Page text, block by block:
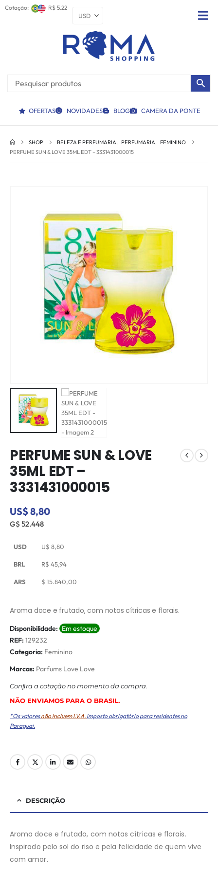
Cotação: R$ 5.22
OFERTAS NOVIDADES BLOG CAMERA DA PONTE
SHOP BELEZA E PERFUMARIA, PERFUMARIA, FEMININO
PERFUME SUN & LOVE 35ML EDT – 3331431000015
PERFUME SUN & LOVE
35ML EDT –
3331431000015
US$ 8,80
G$ 52.448
USD U$ 8,80
BRL R$ 45,94
ARS $ 15.840,00
Aroma doce e frutado, com notas cítricas e florais.
Disponibilidade: Em estoque
REF: 129232
Categoria: Feminino
Marcas: Parfums Love Love
Conﬁra a cotação no momento da compra.
NÃO ENVIAMOS PARA O BRASIL.
*Os valoresnão incluem I.V.A. imposto obrigatório para residentes no
Paraguai.
DESCRIÇÃO
Aroma doce e frutado, com notas cítricas e florais.
Inspirado pelo sol do riso e pela felicidade de quem vive
com amor.